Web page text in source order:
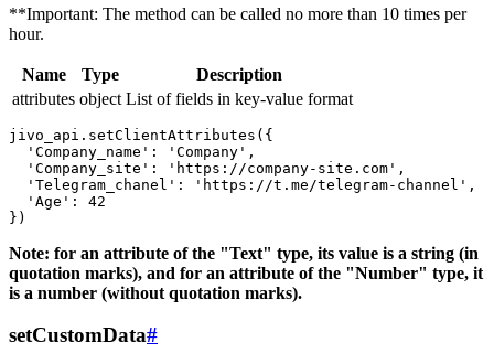
**Important: The method can be called no more than 10 times per
hour.
Name Type
Description
attributes object List of fields in key-value format
jivo_api.setClientAttributes({
  'Company_name': 'Company',
  'Company_site': 'https://company-site.com',
  'Telegram_chanel': 'https://t.me/telegram-channel',
  'Age': 42
Note: for an attribute of the "Text" type, its value is a string (in
quotation marks), and for an attribute of the "Number" type, it
is a number (without quotation marks).
setCustomData#